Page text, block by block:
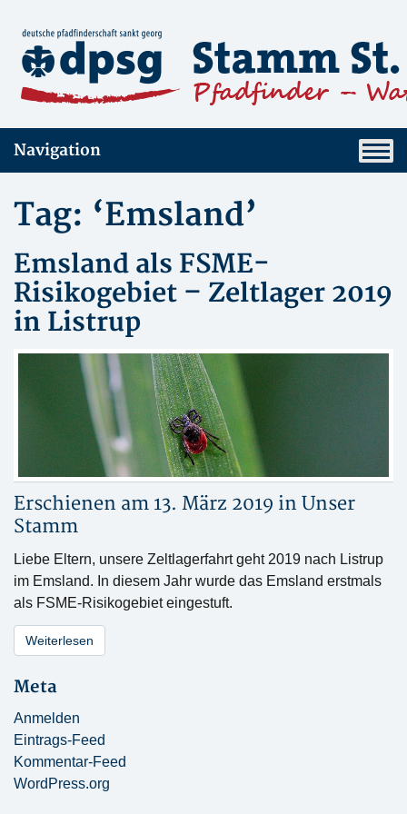
Navigation
Tag: ‘Emsland’
Emsland als FSME-
Risikogebiet – Zeltlager 2019
in Listrup
Erschienen am 13. März 2019 in Unser
Stamm
Liebe Eltern, unsere Zeltlagerfahrt geht 2019 nach Listrup
im Emsland. In diesem Jahr wurde das Emsland erstmals
als FSME-Risikogebiet eingestuft.
Weiterlesen
Meta
Anmelden
Eintrags-Feed
Kommentar-Feed
WordPress.org